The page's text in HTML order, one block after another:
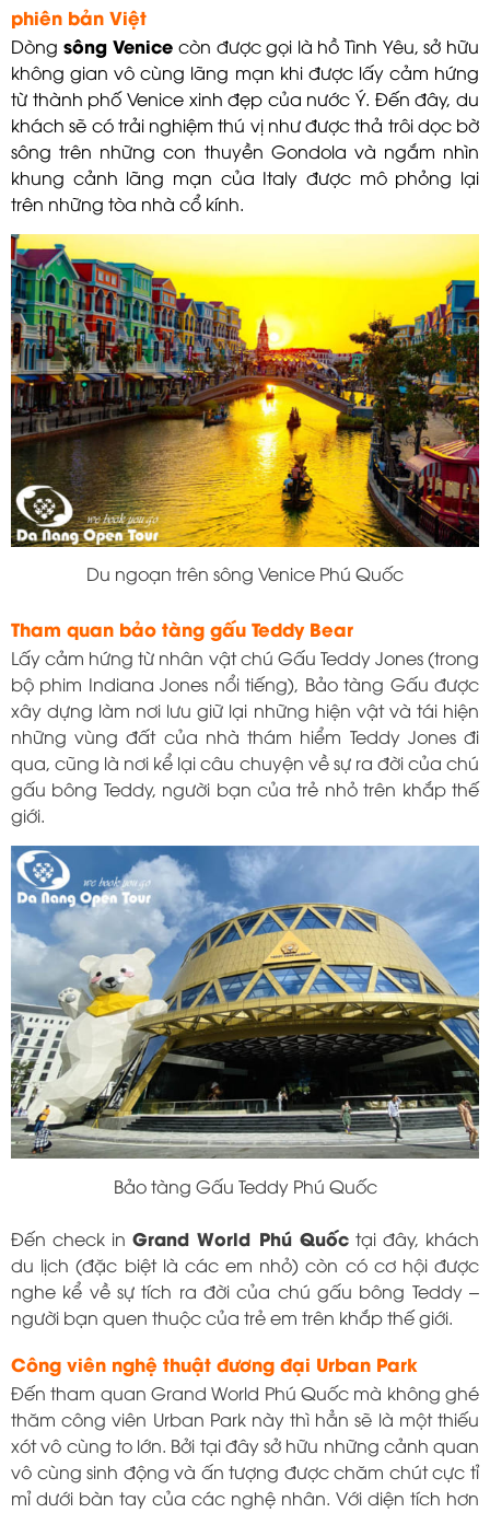
phiên bản Việt
Dòng sông Venice còn được gọi là hồ Tình Yêu, sở hữu
không gian vô cùng lãng mạn khi được lấy cảm hứng
từ thành phố Venice xinh đẹp của nước Ý. Đến đây, du
khách sẽ có trải nghiệm thú vị như được thả trôi dọc bờ
sông trên những con thuyền Gondola và ngắm nhìn
khung cảnh lãng mạn của Italy được mô phỏng lại
trên những tòa nhà cổ kính.
Du ngoạn trên sông Venice Phú Quốc
Tham quan bảo tàng gấu Teddy Bear
Lấy cảm hứng từ nhân vật chú Gấu Teddy Jones (trong
bộ phim Indiana Jones nổi tiếng), Bảo tàng Gấu được
xây dựng làm nơi lưu giữ lại những hiện vật và tái hiện
những vùng đất của nhà thám hiểm Teddy Jones đi
qua, cũng là nơi kể lại câu chuyện về sự ra đời của chú
gấu bông Teddy, người bạn của trẻ nhỏ trên khắp thế
giới.
Bảo tàng Gấu Teddy Phú Quốc
Đến check inGrand World Phú Quốctại đây, khách
du lịch (đặc biệt là các em nhỏ) còn có cơ hội được
nghe kể về sự tích ra đời của chú gấu bông Teddy –
người bạn quen thuộc của trẻ em trên khắp thế giới.
Công viên nghệ thuật đương đại Urban Park
Đến tham quan Grand World Phú Quốc mà không ghé
thăm công viên Urban Park này thì hẳn sẽ là một thiếu
xót vô cùng to lớn. Bởi tại đây sở hữu những cảnh quan
vô cùng sinh động và ấn tượng được chăm chút cực tỉ
mỉ dưới bàn tay của các nghệ nhân. Với diện tích hơn